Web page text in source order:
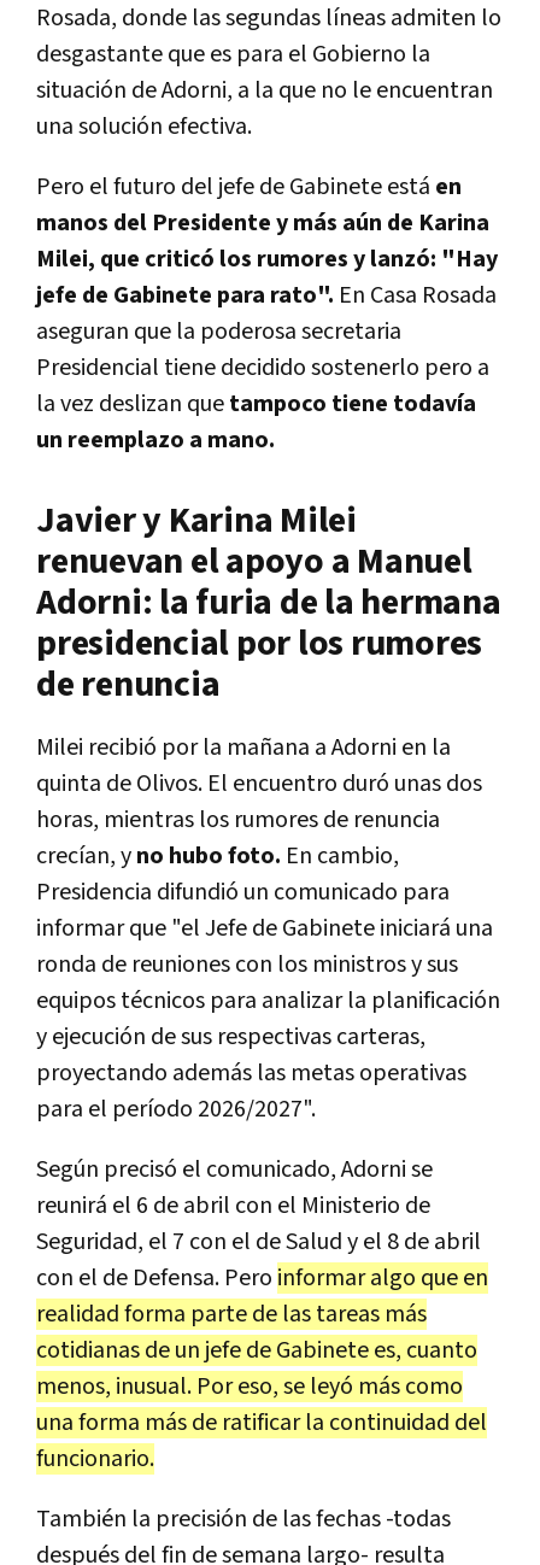
Rosada, donde las segundas líneas admiten lo
desgastante que es para el Gobierno la
situación de Adorni, a la que no le encuentran
una solución efectiva.
Pero el futuro del jefe de Gabinete está en
manos del Presidente y más aún de Karina
Milei, que criticó los rumores y lanzó: "Hay
jefe de Gabinete para rato". En Casa Rosada
aseguran que la poderosa secretaria
Presidencial tiene decidido sostenerlo pero a
la vez deslizan quetampoco tiene todavía
un reemplazo a mano.
Javier y Karina Milei
renuevan el apoyo a Manuel
Adorni: la furia de la hermana
presidencial por los rumores
de renuncia
Milei recibió por la mañana a Adorni en la
quinta de Olivos. El encuentro duró unas dos
horas, mientras los rumores de renuncia
crecían, yno hubo foto. En cambio,
Presidencia difundió un comunicado para
informar que "el Jefe de Gabinete iniciará una
ronda de reuniones con los ministros y sus
equipos técnicos para analizar la planificación
y ejecución de sus respectivas carteras,
proyectando además las metas operativas
para el período 2026/2027".
Según precisó el comunicado, Adorni se
reunirá el 6 de abril con el Ministerio de
Seguridad, el 7 con el de Salud y el 8 de abril
con el de Defensa. Pero informar algo que en
realidad forma parte de las tareas más
cotidianas de un jefe de Gabinete es, cuanto
menos, inusual. Por eso, se leyó más como
una forma más de ratificar la continuidad del
funcionario.
También la precisión de las fechas -todas
después del fin de semana largo- resulta